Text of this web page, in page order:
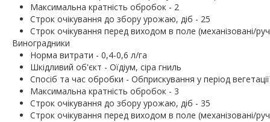
Максимальна кратність обробок - 2
Строк очікування до збору урожаю, діб - 25
Строк очікування перед виходом в поле (механізовані/
Виноградники
Норма витрати - 0,4-0,6 л/га
Шкідливий об'єкт - Оїдіум, сіра гниль
Спосіб та час обробки - Обприскування у період
Максимальна кратність обробок - 3
Строк очікування до збору урожаю, діб - 35
Строк очікування перед виходом в поле (механізовані/